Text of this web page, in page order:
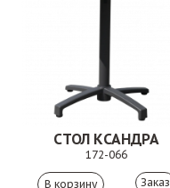
СТОЛ КСАНДРА
172-066
Заказ